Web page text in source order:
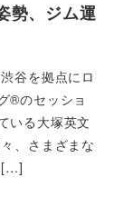
勢、ジム運
谷を拠点にロ
®のセッショ
いる大塚英文
、さまざまな
[…]